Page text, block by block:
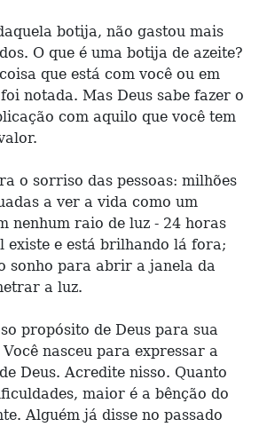
botija, não gastou mais
O que é uma botija de azeite?
que está com você ou em
notada. Mas Deus sabe fazer o
com aquilo que você tem
o sorriso das pessoas: milhões
a ver a vida como um
nenhum raio de luz - 24 horas
existe e está brilhando lá fora;
sonho para abrir a janela da
a luz.
propósito de Deus para sua
nasceu para expressar a
Deus. Acredite nisso. Quanto
maior é a bênção do
Alguém já disse no passado